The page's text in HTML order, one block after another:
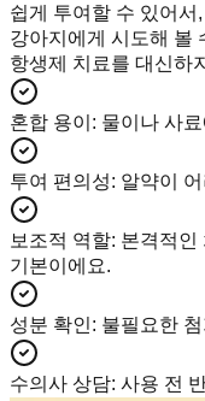
쉽게 투여할 수 있어
강아지에게 시도해 볼
항생제 치료를 대신하
혼합 용이 : 물이나 사
투여 편의성: 알약이
보조적 역할: 본격적인
기본이에요.
성분 확인: 불필요한
수의사 상담: 사용 전